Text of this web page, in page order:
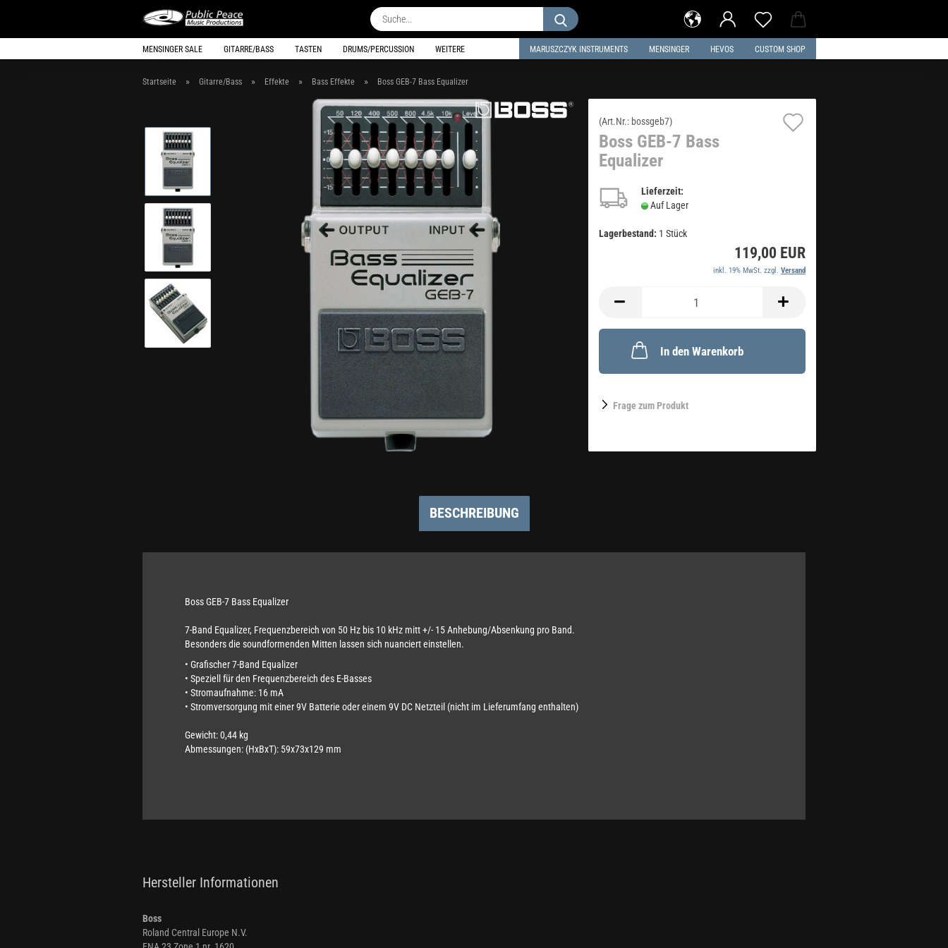
Suche...
MENSINGER SALE GITARRE/BASS TASTEN DRUMS/PERCUSSION MARUSZCZYK INSTRUMENTS MENSINGER HEVOS CUSTOM SHOP
WEITERE
Startseite » Gitarre/Bass » Effekte » Bass Effekte » Boss GEB-7 Bass Equalizer
(Art.Nr.: bossgeb7)
Boss GEB-7 Bass
Equalizer
Lieferzeit:
Auf Lager
Lagerbestand: 1 Stück
119,00 EUR
inkl. 19% MwSt. zzgl. Versand
In den Warenkorb
Frage zum Produkt
BESCHREIBUNG
Boss GEB-7 Bass Equalizer
7-Band Equalizer, Frequenzbereich von 50 Hz bis 10 kHz mitt +/- 15 Anhebung/Absenkung pro Band.
Besonders die soundformenden Mitten lassen sich nuanciert einstellen.
• Grafischer 7-Band Equalizer
• Speziell für den Frequenzbereich des E-Basses
• Stromaufnahme: 16 mA
• Stromversorgung mit einer 9V Batterie oder einem 9V DC Netzteil (nicht im Lieferumfang enthalten)
Gewicht: 0,44 kg
Abmessungen: (HxBxT): 59x73x129 mm
Hersteller Informationen
Boss
Roland Central Europe N.V.